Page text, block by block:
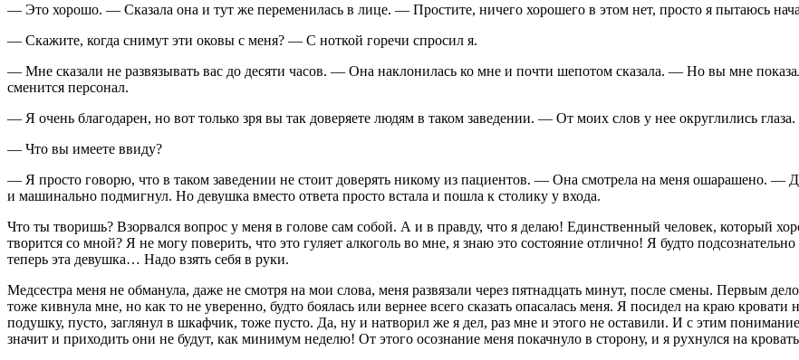
— Это хорошо. — Сказала она и тут же переменилась в лице. — Простите, ничего хорошего в этом нет, просто я пытаюсь
— Скажите, когда снимут эти оковы с меня? — С ноткой горечи спросил я.
— Мне сказали не развязывать вас до десяти часов. — Она наклонилась ко мне и почти шепотом сказала. — Но вы мне
сменится персонал.
— Я очень благодарен, но вот только зря вы так доверяете людям в таком заведении. — От моих слов у нее округлились глаза.
— Что вы имеете ввиду?
— Я просто говорю, что в таком заведении не стоит доверять никому из пациентов. — Она смотрела на меня ошарашено. —
и машинально подмигнул. Но девушка вместо ответа просто встала и пошла к столику у входа.
Что ты творишь? Взорвался вопрос у меня в голове сам собой. А и в правду, что я делаю! Единственный человек, который
творится со мной? Я не могу поверить, что это гуляет алкоголь во мне, я знаю это состояние отлично! Я будто
теперь эта девушка… Надо взять себя в руки.
Медсестра меня не обманула, даже не смотря на мои слова, меня развязали через пятнадцать минут, после смены. Первым
тоже кивнула мне, но как то не уверенно, будто боялась или вернее всего сказать опасалась меня. Я посидел на краю
подушку, пусто, заглянул в шкафчик, тоже пусто. Да, ну и натворил же я дел, раз мне и этого не оставили. И с этим
значит и приходить они не будут, как минимум неделю! От этого осознание меня покачнуло в сторону, и я рухнулся на